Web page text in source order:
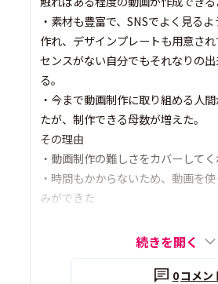
・素材も豊富で、SNSでよく見る
作れ、デザインプレートも用意さ
センスがない自分でもそれなりの
る。
・今まで動画制作に取り組める人
たが、制作できる母数が増えた。
その理由
・動画制作の難しさをカバーして
・時間もかからないため、動画を
みができた
続きを開く
0コメン